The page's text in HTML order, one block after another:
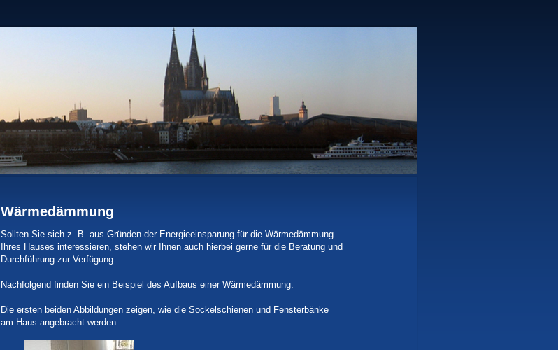
Wärmedämmung
Sollten Sie sich z. B. aus Gründen der Energieeinsparung für die Wärmedämmung
Ihres Hauses interessieren, stehen wir Ihnen auch hierbei gerne für die Beratung und
Durchführung zur Verfügung.
Nachfolgend finden Sie ein Beispiel des Aufbaus einer Wärmedämmung:
Die ersten beiden Abbildungen zeigen, wie die Sockelschienen und Fensterbänke
am Haus angebracht werden.